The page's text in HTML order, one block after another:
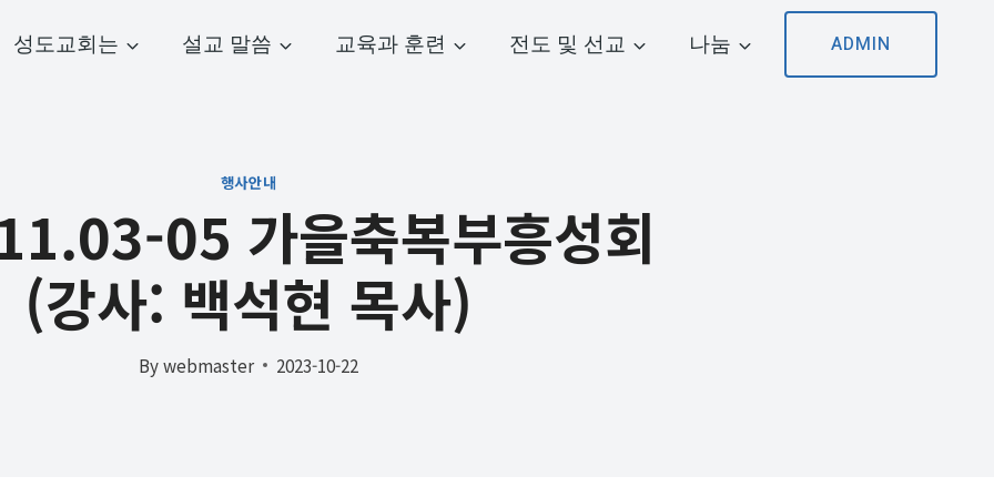
성도교회는 설교 말씀 교육과 훈련 전도 및 선교 나눔 ADMIN
행사안내
05 가을축복부흥성회
(강사: 백석현 목사)
Bywebmaster 2023-10-22